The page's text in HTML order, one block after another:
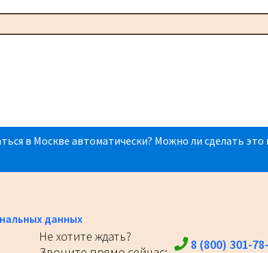
в Москве автоматически? Можно ли сделать это
данных
Не хотите ждать?
8 (800) 301-